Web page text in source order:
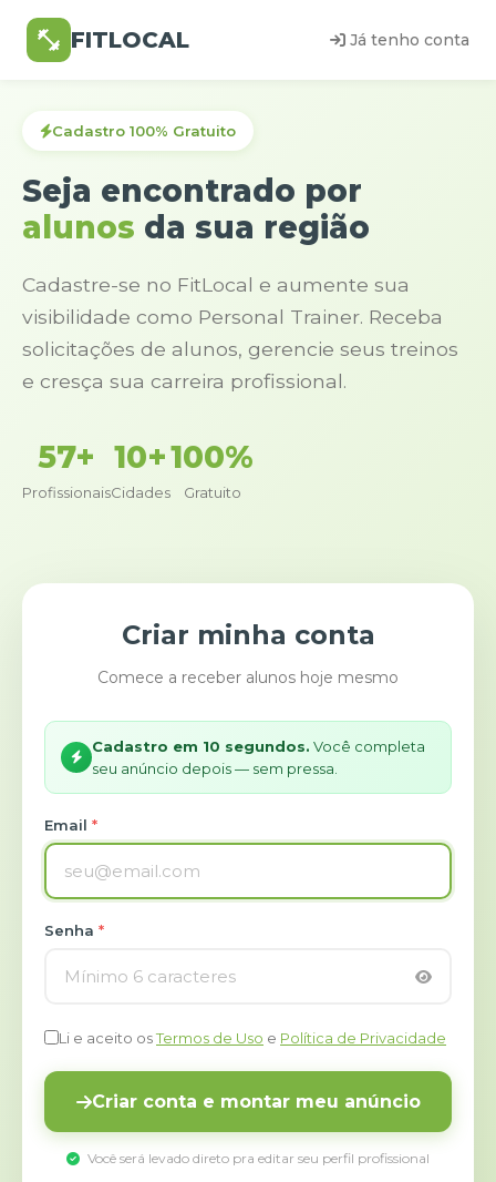
FITLOCAL Já tenho conta
Cadastro 100% Gratuito
Seja encontrado por
alunos da sua região
Cadastre-se no FitLocal e aumente sua
visibilidade como Personal Trainer. Receba
solicitações de alunos, gerencie seus treinos
e cresça sua carreira profissional.
57+
Profissionais
10+
Cidades
100%
Gratuito
Criar minha conta
Comece a receber alunos hoje mesmo
Cadastro em 10 segundos. Você completa
seu anúncio depois — sem pressa.
Email *
Senha *
Li e aceito osTermos de Uso e Política de Privacidade
Criar conta e montar meu anúncio
Você será levado direto pra editar seu perfil profissional